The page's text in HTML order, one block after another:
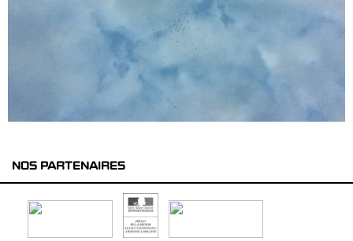
NOS PARTENAIRES